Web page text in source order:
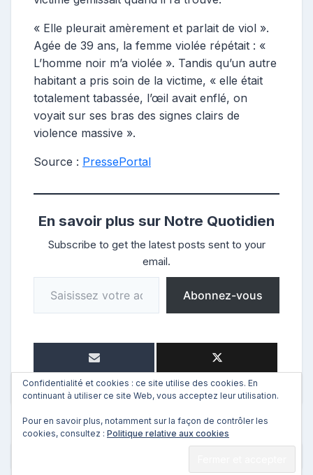
« Elle pleurait amèrement et parlait de viol ».
Agée de 39 ans, la femme violée répétait : «
L’homme noir m’a violée ». Tandis qu’un autre
habitant a pris soin de la victime, « elle était
totalement tabassée, l’œil avait enflé, on
voyait sur ses bras des signes clairs de
violence massive ».
Source : PressePortal
En savoir plus sur Notre Quotidien
Subscribe to get the latest posts sent to your
email.
Saisissez votre adresse e-mail…
Abonnez-vous
Confidentialité et cookies : ce site utilise des cookies. En
continuant à utiliser ce site Web, vous acceptez leur utilisation.
Pour en savoir plus, notamment sur la façon de contrôler les
cookies, consultez : Politique relative aux cookies